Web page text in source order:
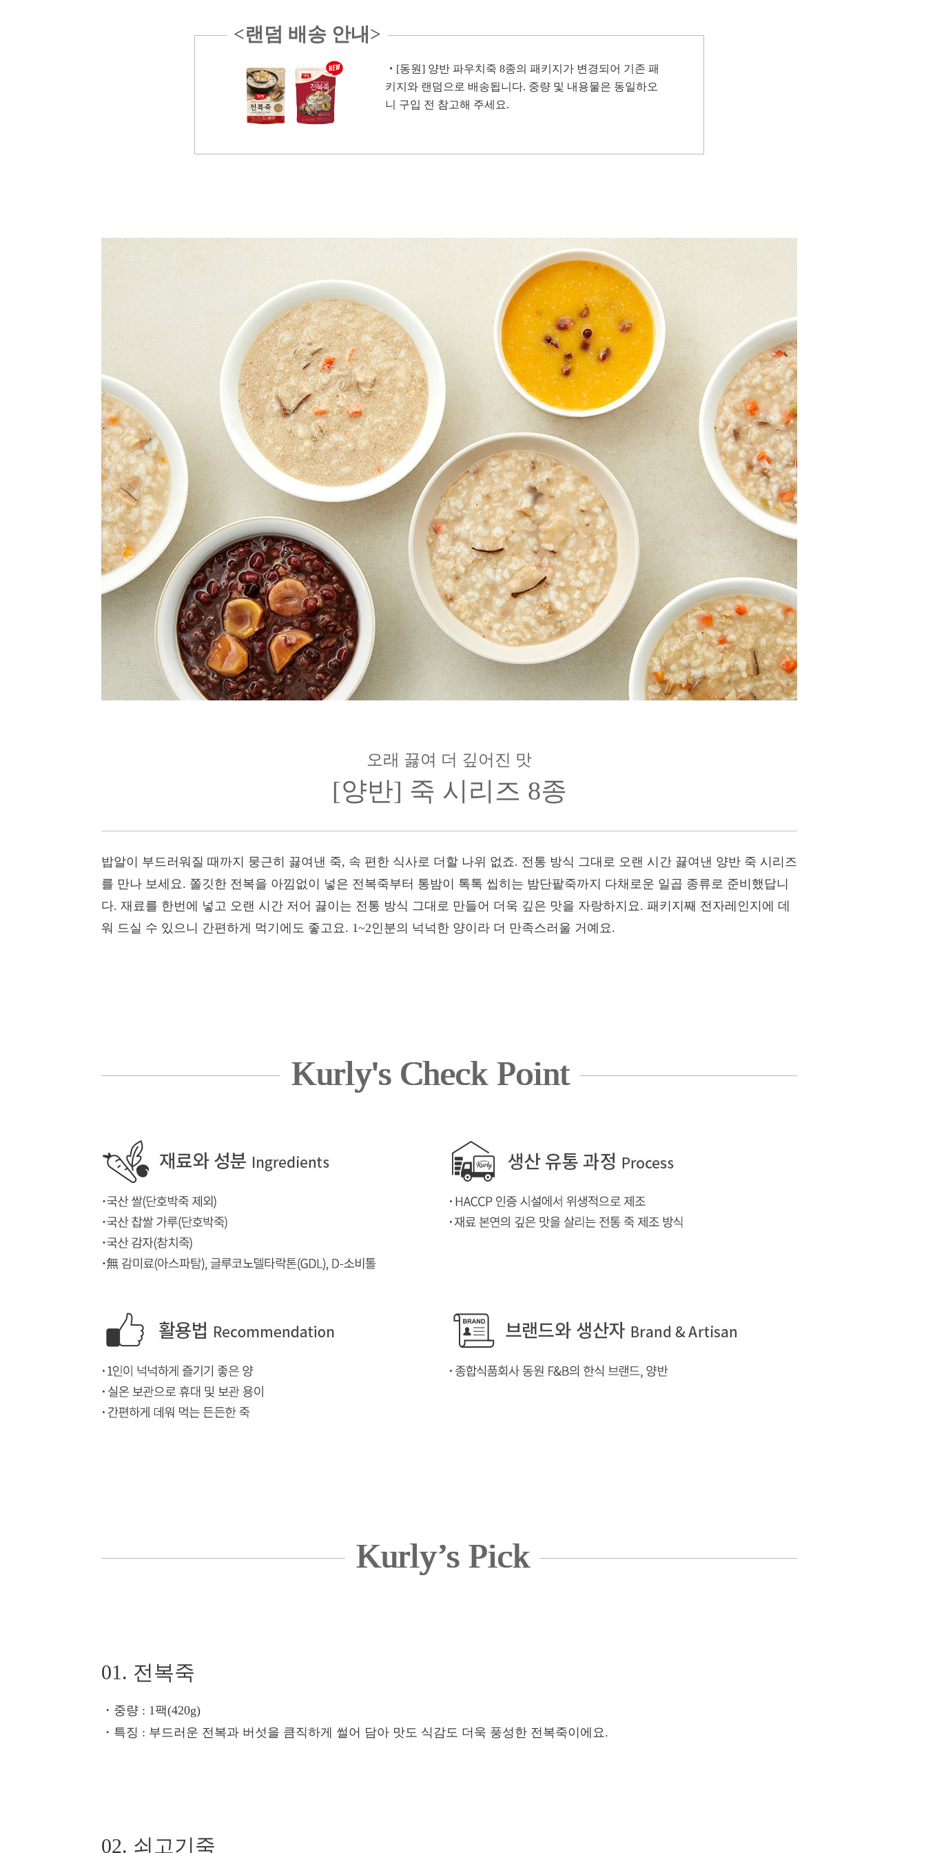
<랜덤 배송 안내>
・ [동원] 양반 파우치죽 8종의 패키지가 변경되어 기존 패
키지와 랜덤으로 배송됩니다. 중량 및 내용물은 동일하오
니 구입 전 참고해 주세요.
오래 끓여 더 깊어진 맛
[양반] 죽 시리즈 8종
밥알이 부드러워질 때까지 뭉근히 끓여낸 죽, 속 편한 식사로 더할 나위 없죠. 전통 방식 그대로 오랜 시간 끓여낸 양반 죽 시리즈
를 만나 보세요. 쫄깃한 전복을 아낌없이 넣은 전복죽부터 통밤이 톡톡 씹히는 밤단팥죽까지 다채로운 일곱 종류로 준비했답니
다. 재료를 한번에 넣고 오랜 시간 저어 끓이는 전통 방식 그대로 만들어 더욱 깊은 맛을 자랑하지요. 패키지째 전자레인지에 데
워 드실 수 있으니 간편하게 먹기에도 좋고요. 1~2인분의 넉넉한 양이라 더 만족스러울 거예요.
Kurly's Check Point
Kurly’s Pick
01. 전복죽
・중량 : 1팩(420g)
・특징 : 부드러운 전복과 버섯을 큼직하게 썰어 담아 맛도 식감도 더욱 풍성한 전복죽이에요.
02. 쇠고기죽